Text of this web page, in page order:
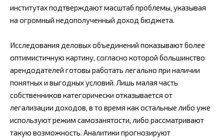
институтах подтверждают масштаб проблемы, указывая
на огромный недополученный доход бюджета.
Исследования деловых объединений показывают более
оптимистичную картину, согласно которой большинство
арендодателей готовы работать легально при наличии
понятных и выгодных условий. Лишь малая часть
собственников категорически отказывается от
легализации доходов, в то время как остальные либо уже
используют режим самозанятости, либо рассматривают
такую возможность. Аналитики прогнозируют